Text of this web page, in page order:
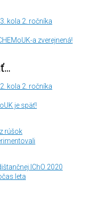
a zverejnená!
je späť!
leta